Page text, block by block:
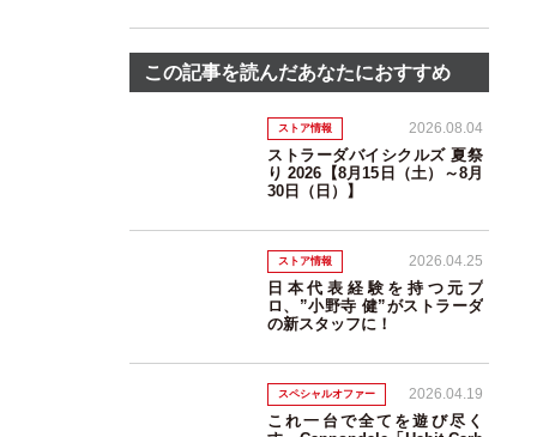
この記事を読んだあなたにおすすめ
ストア情報 2026.08.04
ストラーダバイシクルズ 夏祭
り 2026【8月15日（土）～8月
30日（日）】
ストア情報 2026.04.25
日本代表経験を持つ元プ
ロ、”小野寺 健”がストラーダ
の新スタッフに！
スペシャルオファー 2026.04.19
これ一台で全てを遊び尽く